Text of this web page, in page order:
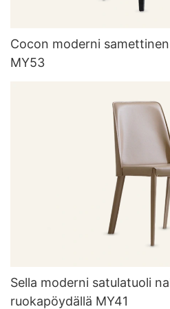
Cocon moderni
MY53
Sella moderni satulatuoli
ruokapöydällä MY41